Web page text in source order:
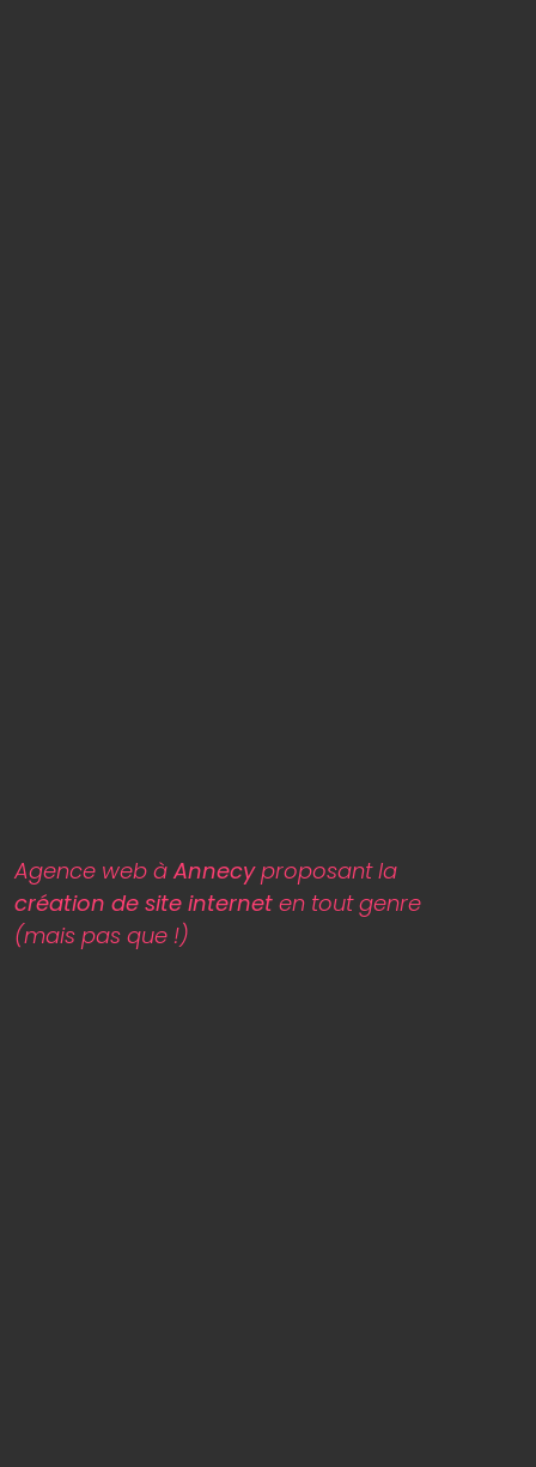
Agence web à Annecyproposant la
création de site internet en tout genre
(mais pas que !)